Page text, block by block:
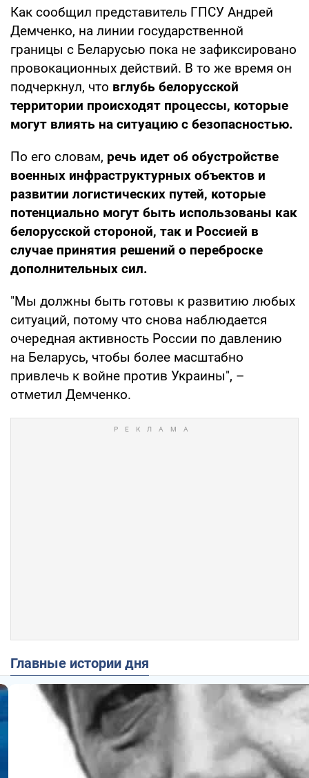
Как сообщил представитель ГПСУ Андрей
Демченко, на линии государственной
границы с Беларусью пока не зафиксировано
провокационных действий. В то же время он
подчеркнул, что вглубь белорусской
территории происходят процессы, которые
могут влиять на ситуацию с безопасностью.
По его словам, речь идет об обустройстве
военных инфраструктурных объектов и
развитии логистических путей, которые
потенциально могут быть использованы как
белорусской стороной, так и Россией в
случае принятия решений о переброске
дополнительных сил.
"Мы должны быть готовы к развитию любых
ситуаций, потому что снова наблюдается
очередная активность России по давлению
на Беларусь, чтобы более масштабно
привлечь к войне против Украины", –
отметил Демченко.
Главные истории дня